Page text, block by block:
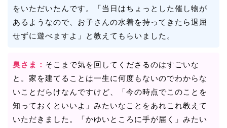
をいただいたんです。「当日はちょっとした催し物が
あるようなので、お子さんの水着を持ってきたら退屈
せずに遊べますよ」と教えてもらいました。
奥さま： そこまで気を回してくださるのはすごいな
と。家を建てることは一生に何度もないのでわからな
いことだらけなんですけど、「今の時点でこのことを
知っておくといいよ」みたいなことをあれこれ教えて
いただきました。「かゆいところに手が届く」みたい